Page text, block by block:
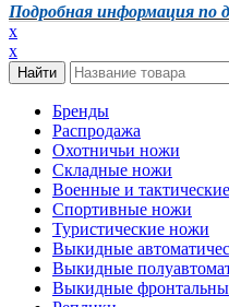
Подробная информация по
x
x
Бренды
Распродажа
Охотничьи ножи
Складные ножи
Военные и
Спортивные ножи
Туристические ножи
Выкидные
Выкидные
Выкидные